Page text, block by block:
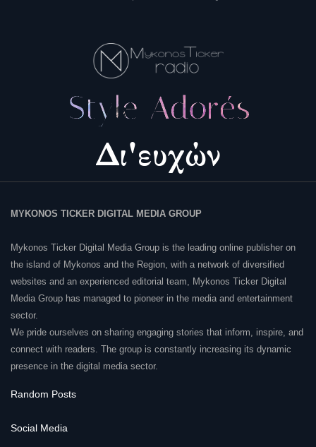
MYKONOS TICKER DIGITAL MEDIA GROUP
Mykonos Ticker Digital Media Group is the leading online publisher on
the island of Mykonos and the Region, with a network of diversified
websites and an experienced editorial team, Mykonos Ticker Digital
Media Group has managed to pioneer in the media and entertainment
sector.
We pride ourselves on sharing engaging stories that inform, inspire, and
connect with readers. The group is constantly increasing its dynamic
presence in the digital media sector.
Random Posts
Social Media